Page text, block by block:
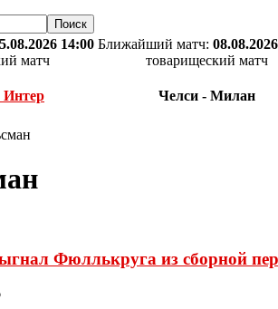
14:00
матч
Ближайший матч:
товарищеский матч
Челси - Милан
Фюллькруга из сборной